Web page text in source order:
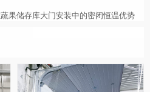
果储存库大门安装中的密闭恒温优势